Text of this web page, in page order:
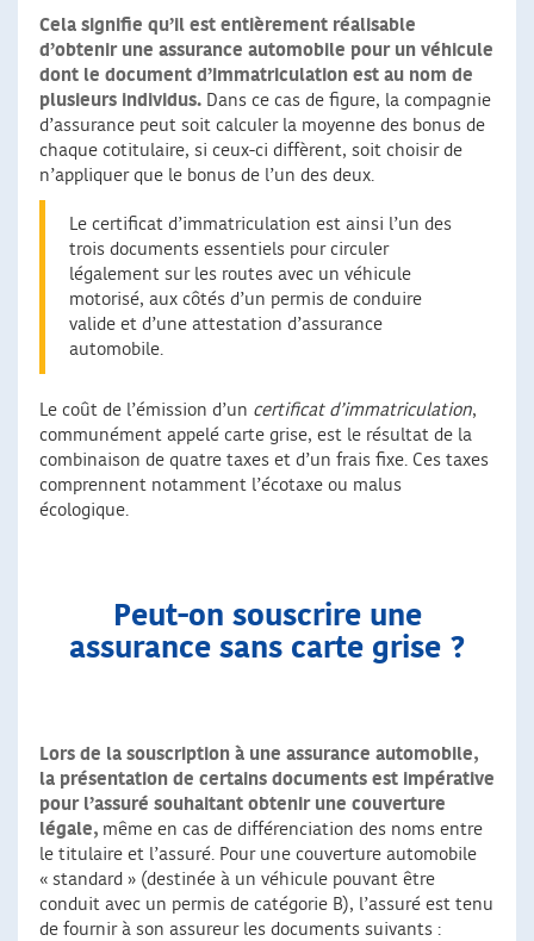
Cela signifie qu’il est entièrement réalisable
d’obtenir une assurance automobile pour un véhicule
dont le document d’immatriculation est au nom de
plusieurs individus. Dans ce cas de figure, la compagnie
d’assurance peut soit calculer la moyenne des bonus de
chaque cotitulaire, si ceux-ci diffèrent, soit choisir de
n’appliquer que le bonus de l’un des deux.
Le certificat d’immatriculation est ainsi l’un des
trois documents essentiels pour circuler
légalement sur les routes avec un véhicule
motorisé, aux côtés d’un permis de conduire
valide et d’une attestation d’assurance
automobile.
Le coût de l’émission d’un certificat d’immatriculation,
communément appelé carte grise, est le résultat de la
combinaison de quatre taxes et d’un frais fixe. Ces taxes
comprennent notamment l’écotaxe ou malus
écologique.
Peut-on souscrire une
assurance sans carte grise ?
Lors de la souscription à une assurance automobile,
la présentation de certains documents est impérative
pour l’assuré souhaitant obtenir une couverture
légale, même en cas de différenciation des noms entre
le titulaire et l’assuré. Pour une couverture automobile
« standard » (destinée à un véhicule pouvant être
conduit avec un permis de catégorie B), l’assuré est tenu
de fournir à son assureur les documents suivants :